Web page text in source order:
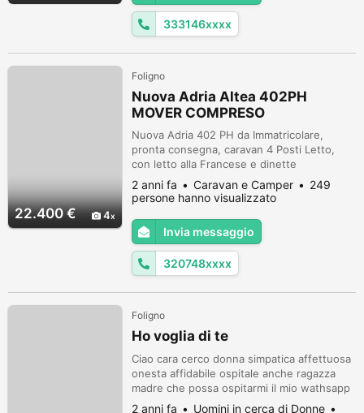
333146xxxx
22.400 € 4
Foligno
Nuova Adria Altea 402PH
MOVER COMPRESO
Nuova Adria 402 PH da Immatricolare,
pronta consegna, caravan 4 Posti Letto,
con letto alla Francese e dinette
trasformabile. Lunghezza scocca 4693 mm
Lunghezza compreso timone 6050mm
Larghezza 2296mm Peso a pieno carico da
1100kg a 1300kg(optional) DOTAZIONE
DELLA CARAVAN: Cerchi in lega, ruota di
scorta, piedini di stazionamento rinforzati,
porta scuderia ...
2 anni fa Caravan e Camper
249
persone hanno visualizzato
Invia messaggio
320748xxxx
Foligno
Ho voglia di te
Ciao cara cerco donna simpatica affettuosa
onesta affidabile ospitale anche ragazza
madre che possa ospitarmi il mio wathsapp
è 3716735012
2 anni fa Uomini in cerca di Donne